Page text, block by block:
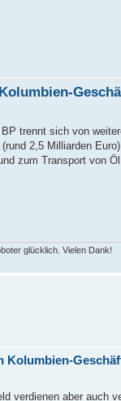
trennt sich von
2,5 Milliarden
zum Transport von Öl
glücklich. Vielen Dank!
Kolumbien-
verdienen aber auch